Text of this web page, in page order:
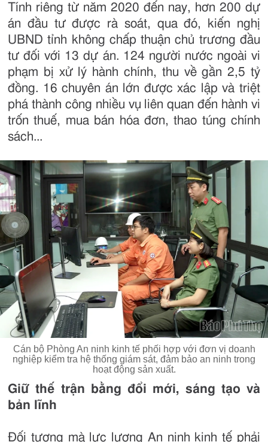
Tính riêng từ năm 2020 đến nay, hơn 200 dự
án đầu tư được rà soát, qua đó, kiến nghị
UBND tỉnh không chấp thuận chủ trương đầu
tư đối với 13 dự án. 124 người nước ngoài vi
phạm bị xử lý hành chính, thu về gần 2,5 tỷ
đồng. 16 chuyên án lớn được xác lập và triệt
phá thành công nhiều vụ liên quan đến hành vi
trốn thuế, mua bán hóa đơn, thao túng chính
sách...
Cán bộ Phòng An ninh kinh tế phối hợp với đơn vị doanh
nghiệp kiểm tra hệ thống giám sát, đảm bảo an ninh trong
hoạt động sản xuất.
Giữ thế trận bằng đổi mới, sáng tạo và
bản lĩnh
Đối tượng mà lực lượng An ninh kinh tế phải